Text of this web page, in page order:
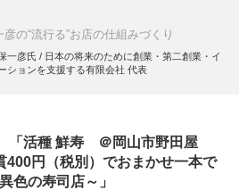
彦の“流行る”お店の仕組みづくり
一彦氏 / 日本の将来のために創業・第二創業・イ
ションを支援する有限会社 代表
「活種 鮮寿 ＠岡山市野田屋
円（税別）でおまかせ一本で
色の寿司店～」